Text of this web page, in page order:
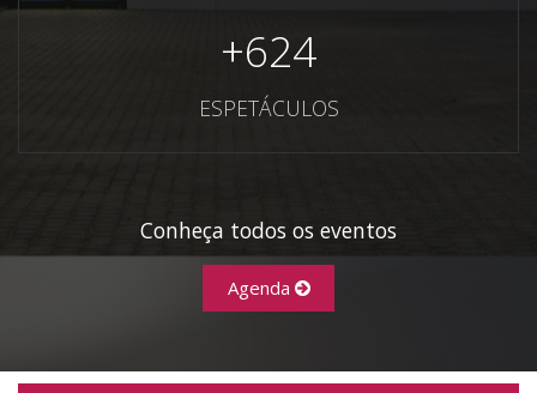
+624
ESPETÁCULOS
Conheça todos os eventos
Agenda